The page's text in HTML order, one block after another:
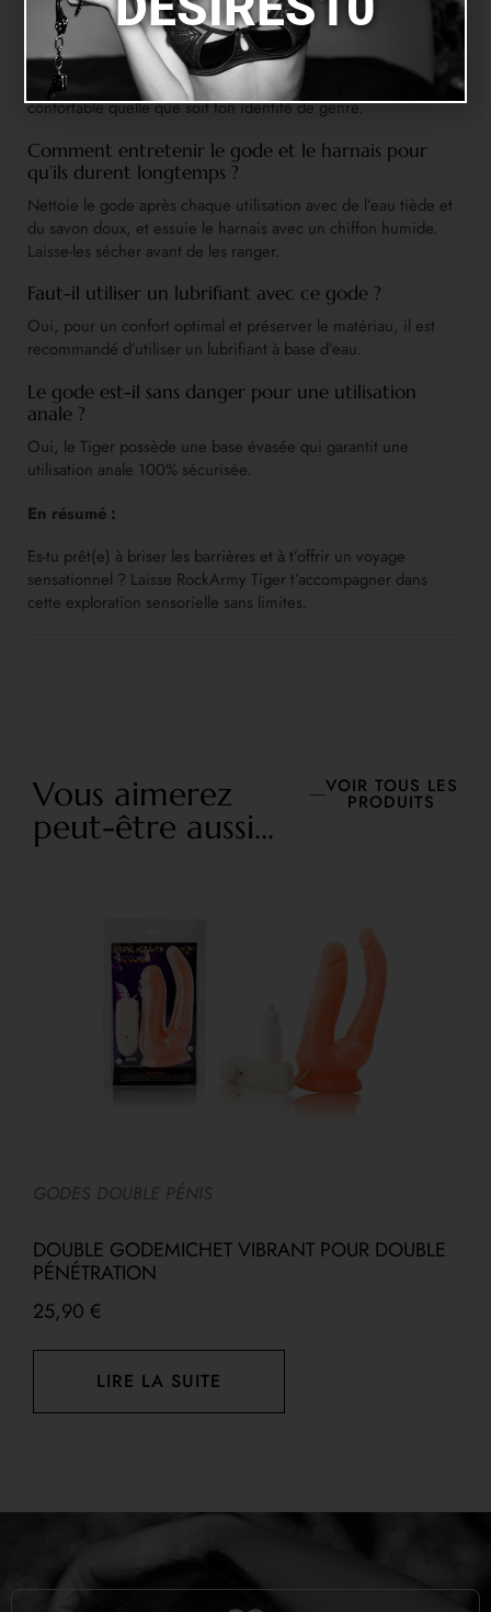
Le harnais peut-il être utilisé par des hommes et
des femmes ?
Absolument, sa conception ajustable permet une utilisation
confortable quelle que soit ton identité de genre.
Comment entretenir le gode et le harnais pour
qu’ils durent longtemps ?
Nettoie le gode après chaque utilisation avec de l’eau tiède et
du savon doux, et essuie le harnais avec un chiffon humide.
Laisse-les sécher avant de les ranger.
Faut-il utiliser un lubrifiant avec ce gode ?
Oui, pour un confort optimal et préserver le matériau, il est
recommandé d’utiliser un lubrifiant à base d’eau.
Le gode est-il sans danger pour une utilisation
anale ?
Oui, le Tiger possède une base évasée qui garantit une
utilisation anale 100% sécurisée.
En résumé :
Es-tu prêt(e) à briser les barrières et à t’offrir un voyage
sensationnel ? Laisse RockArmy Tiger t’accompagner dans
cette exploration sensorielle sans limites.
Vous aimerez
peut-être aussi...
VOIR TOUS LES
PRODUITS
GODES DOUBLE PÉNIS
DOUBLE GODEMICHET VIBRANT POUR DOUBLE
PÉNÉTRATION
25,90 €
LIRE LA SUITE